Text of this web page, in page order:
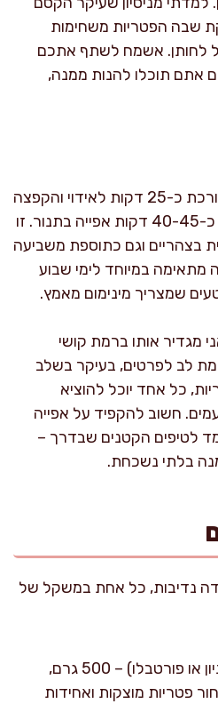
שבה הפטריות משחימות
לחותן. אשמח לשתף אתכם
אתם תוכלו להנות ממנה,
הכנת פשטידת הפטריות אורכת כ-25 דקות לאידוי והקפצה
של הפטריות והירקות, ועוד כ-40-45 דקות אפייה בתנור. זו
בצהריים וגם כתוספת משביעה
במיוחד לימי שבוע
שמצריך מינימום מאמץ.
מגדיר אותו ברמת קושי
לב לפרטים, בעיקר בשלב
כל אחד יוכל להוציא
חשוב להקפיד על אפייה
לטיפים הקטנים שבדרך –
בלתי נשכחת.
מנות פשטידה נדיבות, כל אחת במשקל של
פטריות טריות (שמפיניון או פורטבלו) – 500 גרם,
פטריות מוצקות ואחידות